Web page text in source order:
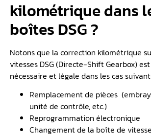
kilométrique dans
boîtes DSG ?
Notons que la correction kilométrique
vitesses DSG (Directe-Shift Gearbox)
nécessaire et légale dans les cas
Remplacement de pièces
unité de contrôle, etc.)
Reprogrammation électronique
Changement de la boîte de